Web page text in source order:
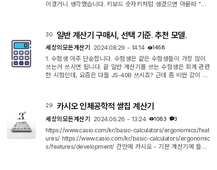
이겠거니 생각했습니다. 키보드 숫자키처럼 생겼으면 아묻따 "기
감안하면 나쁘지 않은 것 같습니다. 색은 블루/블랙/크림/핑크 4
색 선택 가능하구요. 동영상 속 검빨이 좋네요. 3. 스위치는 변경
30 일반 계산기 구매시, 선택 기준. 추천 모델.
세상의모든계산기 2024.08.29 - 14:14 1458
1. 수험생 아주 단순합니다. 수험생은 같은 수험생들이 가장 많이
쓰는거 쓰시면 됩니다. 끝 일반 계산기를 쓰는 수험생은 회계 관련
한 시험인데, 요즘은 다들 JS-40B 쓰시죠? 근데 좀 비싼 감이 있
TS vs JS-40B 비교 후기 https://blog.naver.com/ng815/22213
9042279 [전산회계 계산기] 자격증 시험용 구매 꿀팁 7 https://t
aedarin.tistory.com...
29 카시오 인체공학적 쌀집 계산기
세상의모든계산기 2024.06.26 - 13:24 1083 3
https://www.casio.com/kr/basic-calculators/ergonomics/feat
ures/ https://www.casio.com/kr/basic-calculators/ergonomic
s/features/development/ 간만에 카시오 - 기본 계산기에 들어